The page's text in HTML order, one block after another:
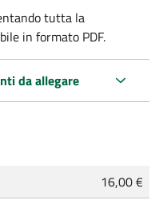
tutta la
in formato PDF.
da allegare
16,00 €